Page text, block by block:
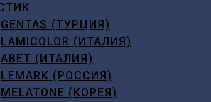
GENTAS (ТУРЦИЯ)
LAMICOLOR (ИТАЛИЯ)
ABET (ИТАЛИЯ)
LEMARK (РОССИЯ)
MELATONE (КОРЕЯ)